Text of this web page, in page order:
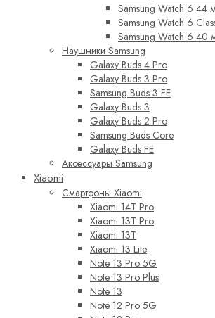
Samsung Watch 6 44
Samsung Watch 6
Samsung Watch 6 40
Наушники Samsung
Galaxy Buds 4 Pro
Galaxy Buds 3 Pro
Samsung Buds 3 FE
Galaxy Buds 3
Galaxy Buds 2 Pro
Samsung Buds Core
Galaxy Buds FE
Аксессуары Samsung
Xiaomi
Смартфоны Xiaomi
Xiaomi 14T Pro
Xiaomi 13T Pro
Xiaomi 13T
Xiaomi 13 Lite
Note 13 Pro 5G
Note 13 Pro Plus
Note 13
Note 12 Pro 5G